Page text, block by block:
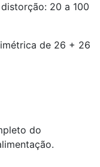
20 a 100
de 26 + 26
do